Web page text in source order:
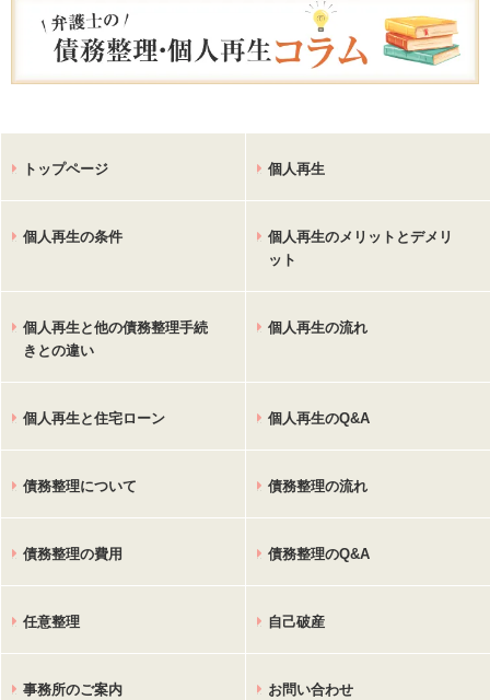
トップページ 個人再生
個人再生の条件
個人再生のメリットとデメリ
ット
個人再生と他の債務整理手続
きとの違い
個人再生の流れ
個人再生と住宅ローン 個人再生のQ&A
債務整理について 債務整理の流れ
債務整理の費用 債務整理のQ&A
任意整理 自己破産
事務所のご案内 お問い合わせ